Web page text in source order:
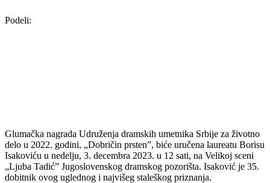
Podeli:
Glumačka nagrada Udruženja dramskih umetnika Srbije za životno
delo u 2022. godini, „Dobričin prsten”, biće uručena laureatu Borisu
Isakoviću u nedelju, 3. decembra 2023. u 12 sati, na Velikoj sceni
„Ljuba Tadić” Jugoslovenskog dramskog pozorišta. Isaković je 35.
dobitnik ovog uglednog i najvišeg staleškog priznanja.